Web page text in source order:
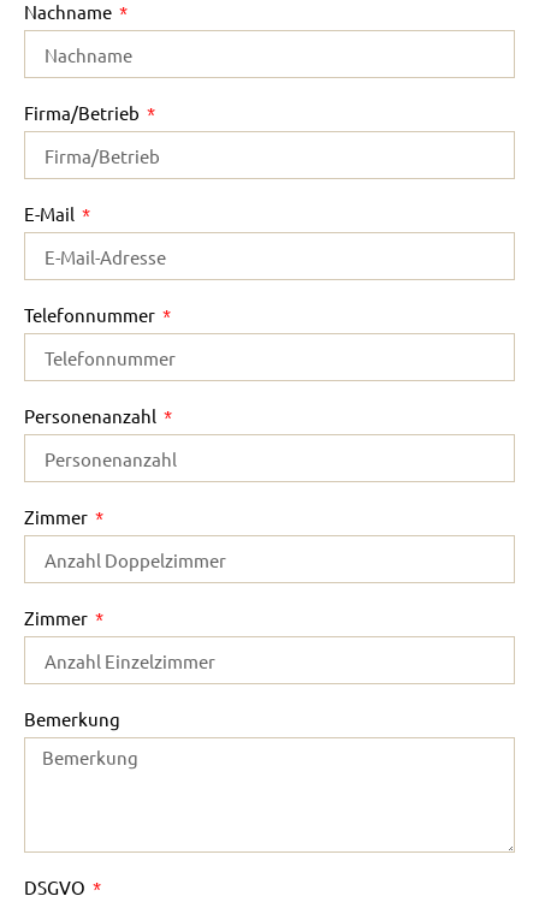
Nachname
Firma/Betrieb
E-Mail
Telefonnummer
Personenanzahl
Zimmer
Zimmer
Bemerkung
DSGVO